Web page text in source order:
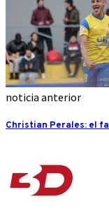
noticia anterior
Christian Perales: el